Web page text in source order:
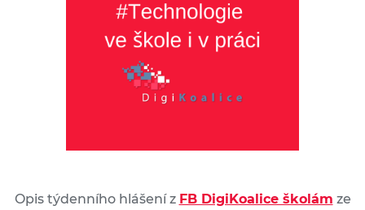
Opis týdenního hlášení z FB DigiKoalice školám ze